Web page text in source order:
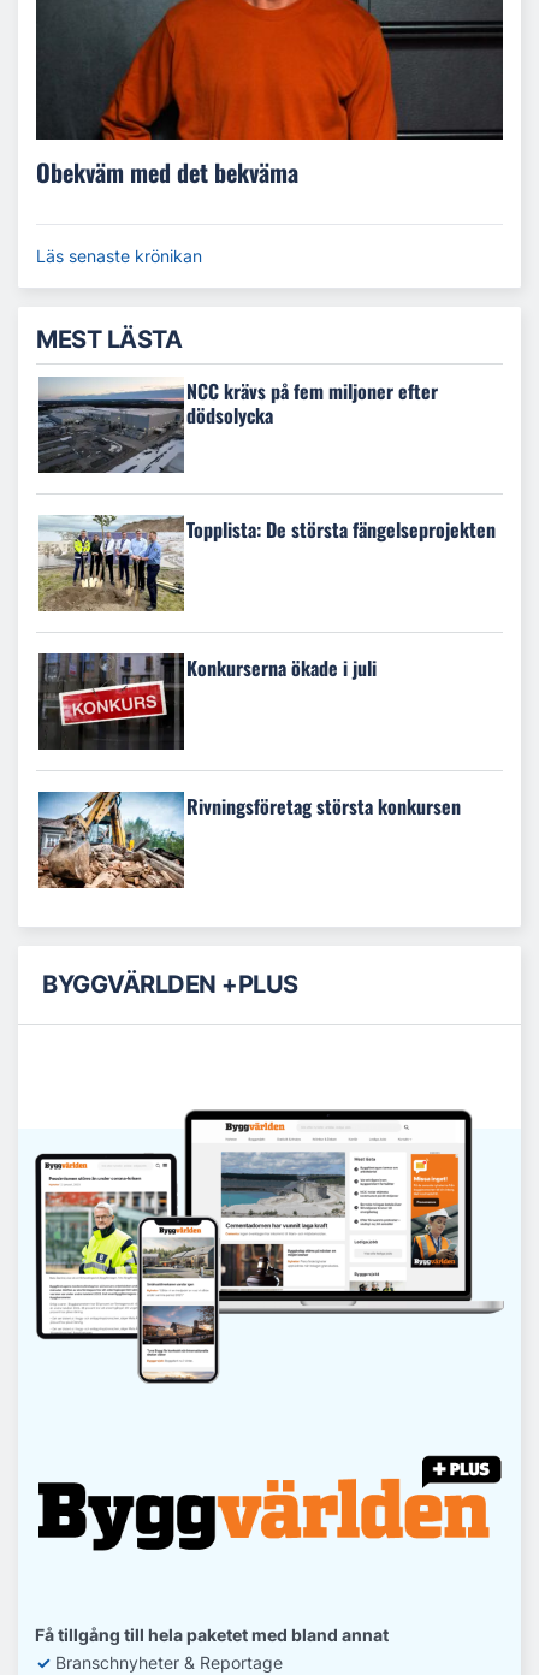
Obekväm med det bekväma
Läs senaste krönikan
MEST LÄSTA
NCC krävs på fem miljoner efter
dödsolycka
Topplista: De största fängelseprojekten
Konkurserna ökade i juli
Rivningsföretag största konkursen
BYGGVÄRLDEN +PLUS
Få tillgång till hela paketet med bland annat
✓ Branschnyheter & Reportage